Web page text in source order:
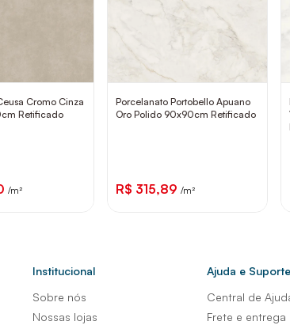
Cromo Cinza
Retificado
/m²
Porcelanato Portobello Apuano
Oro Polido 90x90cm Retificado
R$ 315,89 /m²
Institucional
Sobre nós
Nossas lojas
Ajuda e Suporte
Central de
Frete e entrega